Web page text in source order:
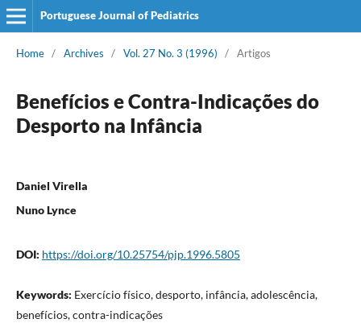
Portuguese Journal of Pediatrics
Home / Archives / Vol. 27 No. 3 (1996) / Artigos
Benefícios e Contra-Indicações do
Desporto na Infância
Daniel Virella
Nuno Lynce
DOI: https://doi.org/10.25754/pjp.1996.5805
Keywords: Exercício físico, desporto, infância, adolescência,
benefícios, contra-indicações